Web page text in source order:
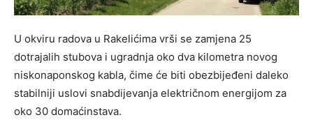
U okviru radova u Rakelićima vrši se zamjena 25
dotrajalih stubova i ugradnja oko dva kilometra novog
niskonaponskog kabla, čime će biti obezbijeđeni daleko
stabilniji uslovi snabdijevanja električnom energijom za
oko 30 domaćinstava.